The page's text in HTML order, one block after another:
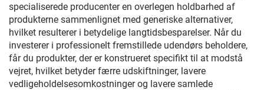
specialiserede producenter en overlegen holdbarhed af
produkterne sammenlignet med generiske alternativer,
hvilket resulterer i betydelige langtidsbesparelser. Når du
investerer i professionelt fremstillede udendørs beholdere,
får du produkter, der er konstrueret specifikt til at modstå
vejret, hvilket betyder færre udskiftninger, lavere
vedligeholdelsesomkostninger og lavere samlede